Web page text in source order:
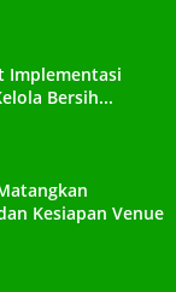
Implementasi
Bersih...
Kesiapan Venue